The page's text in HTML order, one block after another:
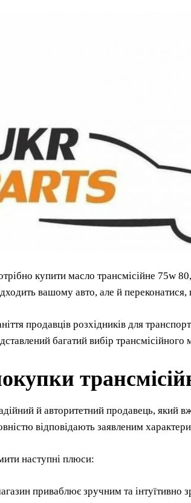
купити масло трансмісійне 75w
вашому авто, але й
продавців розхідників для
багатий вибір трансмісійного
й авторитетний продавець, який
відповідають заявленим
наступні плюси:
приваблює зручним та інтуїтивно